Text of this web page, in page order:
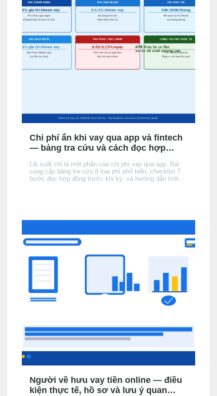
Chi phí ẩn khi vay qua app và fintech
— bảng tra cứu và cách đọc hợp
Lãi suất chỉ là một phần của chi phí vay qua app. Bài
cung cấp bảng tra cứu 8 loại phí phổ biến, checklist 7
bước đọc hợp đồng trước khi ký, và hướng dẫn tính
Người về hưu vay tiền online — điều
kiện thực tế, hồ sơ và lưu ý quan